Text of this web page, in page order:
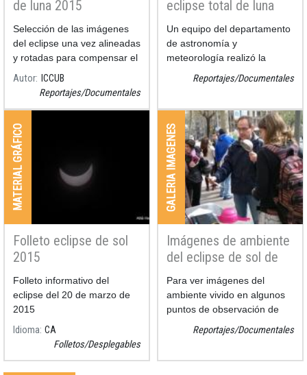
de luna 2015
Selección de las imágenes
del eclipse una vez alineadas
y rotadas para compensar el
ángulo de paralaje. Las
imágenes están tomadas
cada 20 minutos.
Autor
ICCUB
Reportajes/Documentales
eclipse total de luna
2015
Un equipo del departamento
de astronomía y
meteorología realizó la
observación del eclipse
desde la azotea de la
Universidad de Barcelona y
pudo registrar el evento con
nit
Reportajes/Documentales
MATERIAL GRÁFICO
Folleto eclipse de sol
2015
Folleto informativo del
eclipse del 20 de marzo de
2015
Idioma CA
Folletos/Desplegables
GALERIA IMAGENES
Imágenes de ambiente
del eclipse de sol de
2015
Para ver imágenes del
ambiente vivido en algunos
puntos de observación de
Barcelona
Reportajes/Documentales